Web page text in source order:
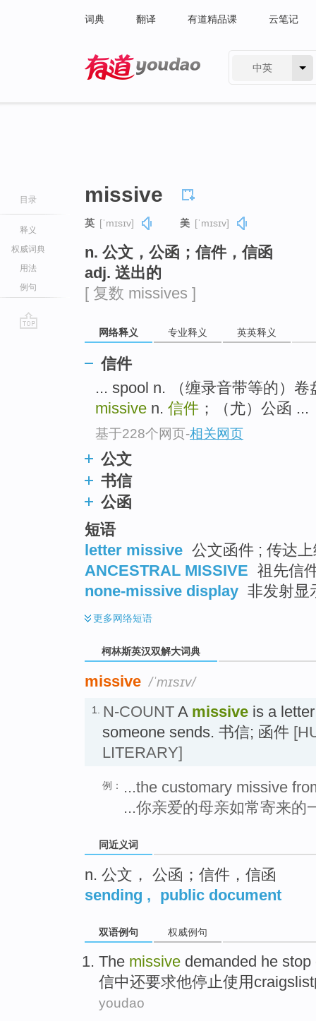
词典 翻译 有道精品课 云笔记
中英
目录
释义
权威词典
用法
例句
missive
英 [ˈmɪsɪv] 美 [ˈmɪsɪv]
n. 公文，公函；信件，信函
adj. 送出的
[ 复数 missives ]
网络释义 专业释义 英英释义
信件
... spool n. （缠录音带等的）
missive n. 信件 ；（尤）公函 ...
基于228个网页-相关网页
公文
书信
公函
短语
letter missive 公文函件 ; 传达
ANCESTRAL MISSIVE 祖先信
none-missive display 非发射显
更多网络短语
柯林斯英汉双解大词典
missive /ˈmɪsɪv/
1. N-COUNT A missive is a
someone sends. 书信; 函件
LITERARY]
例：
...the customary missive
...你亲爱的母亲如常寄来的
同近义词
n. 公文， 公函；信件，信函
sending , public document
双语例句 权威例句
The missive demanded he stop
信中还要求他停止使用craigslist
youdao